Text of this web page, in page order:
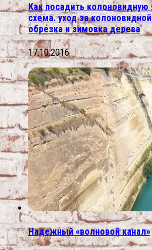
Как посадить
схема. уход за
обрезка и зимовка дерева
17.10.2016
Надежный «волновой канал»